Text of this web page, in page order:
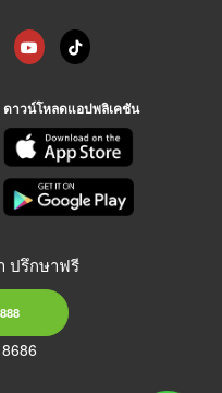
ดาวน์โหลดแอปพลิเคชัน
ปรึกษาฟรี